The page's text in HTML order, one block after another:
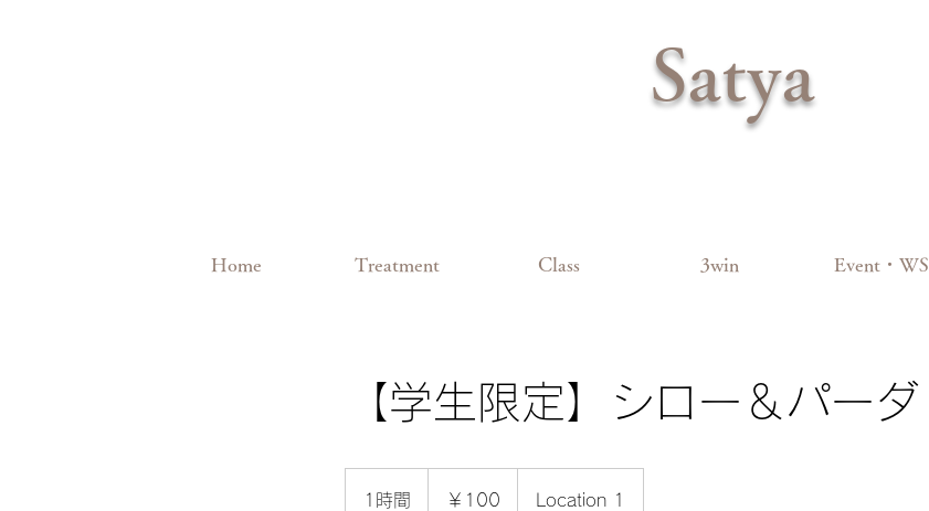
Satya
Home Treatment Class 3win Event・WS
【学生限定】シロー＆パーダ
1時間 ￥100 Location 1